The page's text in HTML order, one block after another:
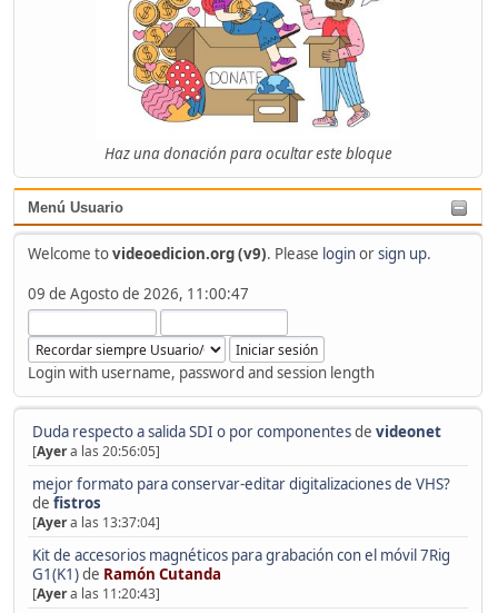
Haz una donación para ocultar este bloque
Menú Usuario
Welcome tovideoedicion.org (v9). Please loginorsign up.
09 de Agosto de 2026, 11:00:47
Login with username, password and session length
Duda respecto a salida SDI o por componentesde videonet
[Ayera las 20:56:05]
mejor formato para conservar-editar digitalizaciones de VHS?
de fistros
[Ayera las 13:37:04]
Kit de accesorios magnéticos para grabación con el móvil 7Rig
G1(K1)de Ramón Cutanda
[Ayera las 11:20:43]